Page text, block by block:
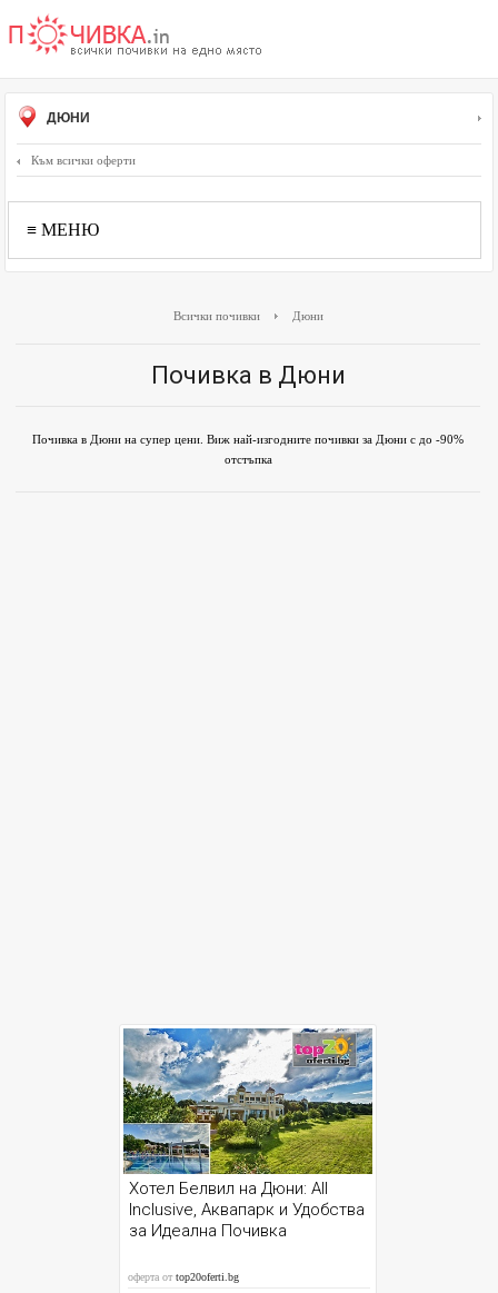
ДЮНИ
Към всички оферти
≡ МЕНЮ
Всички почивки Дюни
Почивка в Дюни
Почивка в Дюни на супер цени. Виж най-изгодните почивки за Дюни с до -90%
отстъпка
Хотел Белвил на Дюни: All
Inclusive, Аквапарк и Удобства
за Идеална Почивка
оферта отtop20oferti.bg